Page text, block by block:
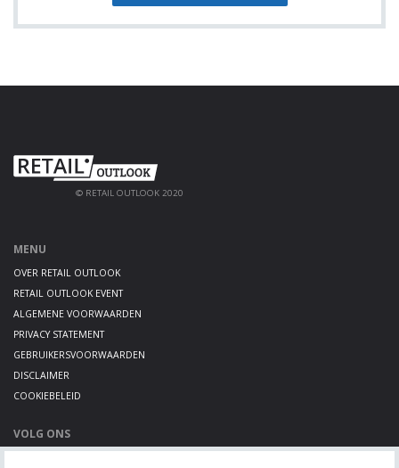
© RETAIL OUTLOOK 2020
MENU
OVER RETAIL OUTLOOK
RETAIL OUTLOOK EVENT
ALGEMENE VOORWAARDEN
PRIVACY STATEMENT
GEBRUIKERSVOORWAARDEN
DISCLAIMER
COOKIEBELEID
VOLG ONS